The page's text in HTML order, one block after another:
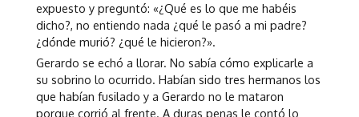
expuesto y preguntó: «¿Qué es lo que me habéis
dicho?, no entiendo nada ¿qué le pasó a mi padre?
¿dónde murió? ¿qué le hicieron?».
Gerardo se echó a llorar. No sabía cómo explicarle a
su sobrino lo ocurrido. Habían sido tres hermanos los
que habían fusilado y a Gerardo no le mataron
porque corrió al frente. A duras penas le contó lo